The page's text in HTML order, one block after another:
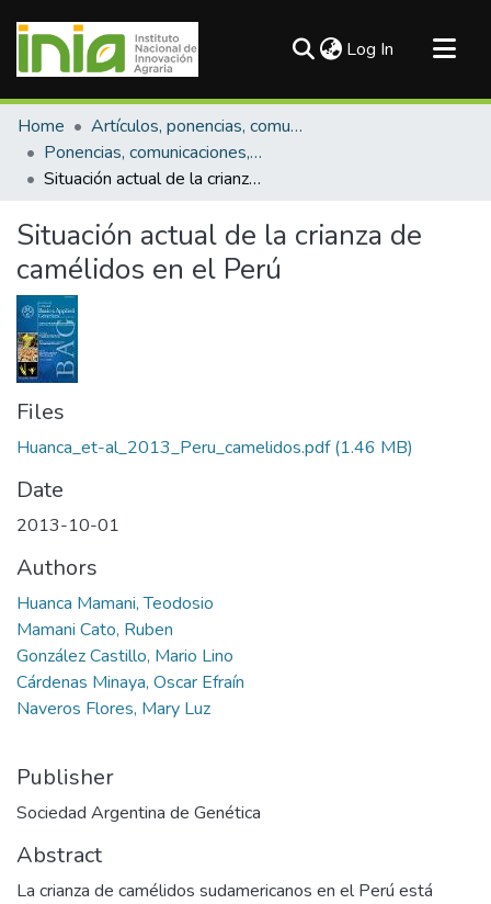
Log In (current)
Communities & Collections
All of DSpace
Statistics
Home
Artículos, ponencias, comunicaciones en congresos
Ponencias, comunicaciones, resúmenes de congresos
Situación actual de la crianza de camélidos en el Perú
Situación actual de la crianza de
camélidos en el Perú
Files
Huanca_et-al_2013_Peru_camelidos.pdf(1.46 MB)
Date
2013-10-01
Authors
Huanca Mamani, Teodosio
Mamani Cato, Ruben
González Castillo, Mario Lino
Cárdenas Minaya, Oscar Efraín
Naveros Flores, Mary Luz
Publisher
Sociedad Argentina de Genética
Abstract
La crianza de camélidos sudamericanos en el Perú está